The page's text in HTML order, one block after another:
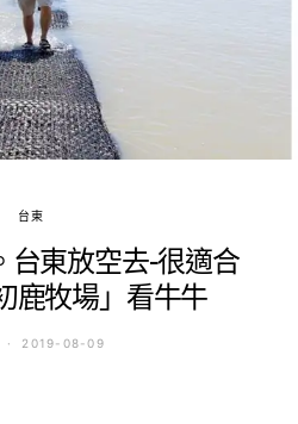
台東
台東放空去-很適合
鹿牧場」看牛牛
2019-08-09